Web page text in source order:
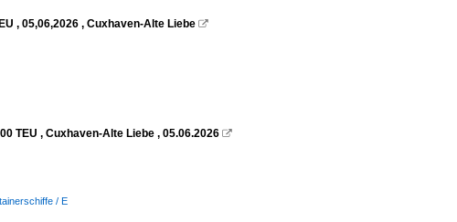
, 05,06,2026 , Cuxhaven-Alte Liebe 
TEU , Cuxhaven-Alte Liebe , 05.06.2026 
/ E